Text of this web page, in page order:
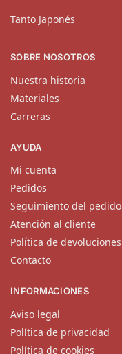
Tanto Japonés
SOBRE NOSOTROS
Nuestra historia
Materiales
Carreras
AYUDA
Mi cuenta
Pedidos
Seguimiento del pedido
Atención al cliente
Política de devoluciones
Contacto
INFORMACIONES
Aviso legal
Política de privacidad
Política de cookies